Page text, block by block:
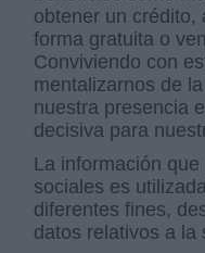
obtener un crédito,
forma gratuita o
Conviviendo con
mentalizarnos de
nuestra presencia
decisiva para
La información
sociales es
diferentes fines,
datos relativos a la